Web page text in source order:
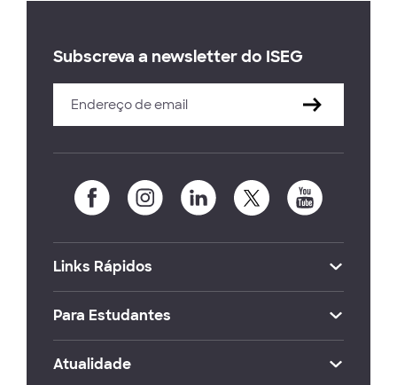
Subscreva a newsletter do ISEG
Links Rápidos
Para Estudantes
Atualidade